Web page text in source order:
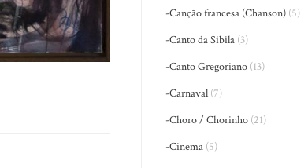
-Canção francesa (Chanson) (5)
-Canto da Sibila (3)
-Canto Gregoriano (13)
-Carnaval (7)
-Choro / Chorinho (21)
-Cinema (5)